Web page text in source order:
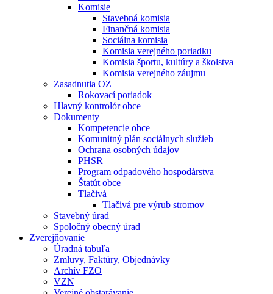
Komisie
Stavebná komisia
Finančná komisia
Sociálna komisia
Komisia verejného poriadku
Komisia športu, kultúry a školstva
Komisia verejného záujmu
Zasadnutia OZ
Rokovací poriadok
Hlavný kontrolór obce
Dokumenty
Kompetencie obce
Komunitný plán sociálnych služieb
Ochrana osobných údajov
PHSR
Program odpadového hospodárstva
Štatút obce
Tlačivá
Tlačivá pre výrub stromov
Stavebný úrad
Spoločný obecný úrad
Zverejňovanie
Úradná tabuľa
Zmluvy, Faktúry, Objednávky
Archív FZO
VZN